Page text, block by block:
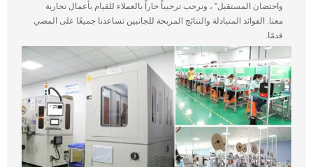
واحتضان المستقبل" ، ونرحب ترحيباً حاراً بالعملاء للقيام بأعمال تجارية
معنا. الفوائد المتبادلة والنتائج المربحة للجانبين تساعدنا جميعًا على المضي
قدمًا.